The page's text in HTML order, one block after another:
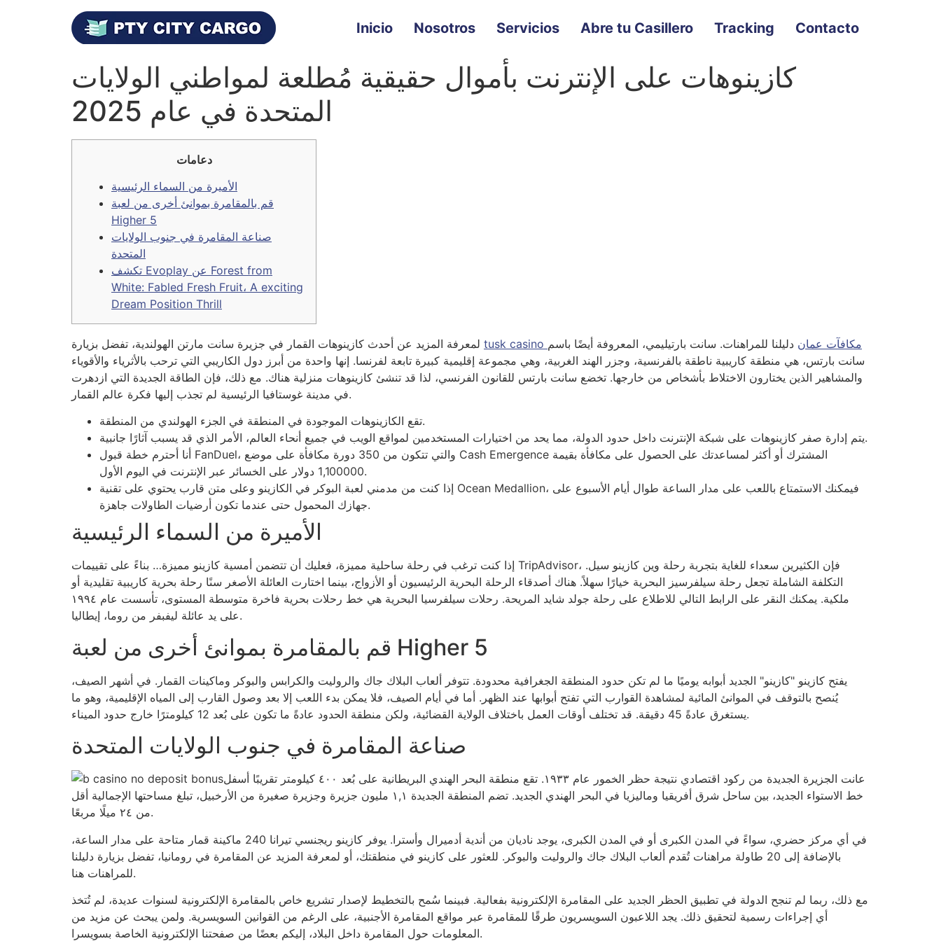
Inicio Nosotros Servicios Abre tu Casillero Tracking Contacto
كازينوهات على الإنترنت بأموال حقيقية مُطلعة لمواطني الولايات
المتحدة في عام 2025
دعامات
الأميرة من السماء الرئيسية
قم بالمقامرة بموانئ أخرى من لعبة
Higher 5
صناعة المقامرة في جنوب الولايات
المتحدة
تكشف Evoplay عن Forest from
White: Fabled Fresh Fruit، A exciting
Dream Position Thrill
tusk casino مكافآت عمان دليلنا للمراهنات. سانت بارتيليمي، المعروفة أيضًا باسم
سانت بارتس، هي منطقة كاريبية ناطقة بالفرنسية، وجزر الهند الغربية، وهي مجموعة إقليمية كبيرة تابعة لفرنسا. إنها واحدة من أبرز دول الكاريبي التي ترحب بالأثرياء والأقوياء
والمشاهير الذين يختارون الاختلاط بأشخاص من خارجها. تخضع سانت بارتس للقانون الفرنسي، لذا قد تنشئ كازينوهات منزلية هناك. مع ذلك، فإن الطاقة الجديدة التي ازدهرت
في مدينة غوستافيا الرئيسية لم تجذب إليها فكرة عالم القمار.
تقع الكازينوهات الموجودة في المنطقة في الجزء الهولندي من المنطقة.
يتم إدارة صفر كازينوهات على شبكة الإنترنت داخل حدود الدولة، مما يحد من اختيارات المستخدمين لمواقع الويب في جميع أنحاء العالم، الأمر الذي قد يسبب آثارًا جانبية.
أنا أحترم خطة قبول FanDuel، والتي تتكون من 350 دورة مكافأة على موضع Cash Emergence المشترك أو أكثر لمساعدتك على الحصول على مكافأة بقيمة
1,100000 دولار على الخسائر عبر الإنترنت في اليوم الأول.
إذا كنت من مدمني لعبة البوكر في الكازينو وعلى متن قارب يحتوي على تقنية Ocean Medallion، فيمكنك الاستمتاع باللعب على مدار الساعة طوال أيام الأسبوع على
جهازك المحمول حتى عندما تكون أرضيات الطاولات جاهزة.
الأميرة من السماء الرئيسية
إذا كنت ترغب في رحلة ساحلية مميزة، فعليك أن تتضمن أمسية كازينو مميزة… بناءً على تقييمات TripAdvisor، فإن الكثيرين سعداء للغاية بتجربة رحلة وين كازينو سيل.
التكلفة الشاملة تجعل رحلة سيلفرسيز البحرية خيارًا سهلاً. هناك أصدقاء الرحلة البحرية الرئيسيون أو الأزواج، بينما اختارت العائلة الأصغر سنًا رحلة بحرية كاريبية تقليدية أو
ملكية. يمكنك النقر على الرابط التالي للاطلاع على رحلة جولد شايد المريحة. رحلات سيلفرسيا البحرية هي خط رحلات بحرية فاخرة متوسطة المستوى، تأسست عام ١٩٩٤
على يد عائلة ليفبفر من روما، إيطاليا.
قم بالمقامرة بموانئ أخرى من لعبة Higher 5
يفتح كازينو "كازينو" الجديد أبوابه يوميًا ما لم تكن حدود المنطقة الجغرافية محدودة. تتوفر ألعاب البلاك جاك والروليت والكرابس والبوكر وماكينات القمار. في أشهر الصيف،
يُنصح بالتوقف في الموانئ المائية لمشاهدة القوارب التي تفتح أبوابها عند الظهر. أما في أيام الصيف، فلا يمكن بدء اللعب إلا بعد وصول القارب إلى المياه الإقليمية، وهو ما
يستغرق عادةً 45 دقيقة. قد تختلف أوقات العمل باختلاف الولاية القضائية، ولكن منطقة الحدود عادةً ما تكون على بُعد 12 كيلومترًا خارج حدود الميناء.
صناعة المقامرة في جنوب الولايات المتحدة
عانت الجزيرة الجديدة من ركود اقتصادي نتيجة حظر الخمور عام ١٩٣٣. تقع منطقة البحر الهندي البريطانية على بُعد ٤٠٠ كيلومتر تقريبًا أسفل
خط الاستواء الجديد، بين ساحل شرق أفريقيا وماليزيا في البحر الهندي الجديد. تضم المنطقة الجديدة ١,١ مليون جزيرة وجزيرة صغيرة من الأرخبيل، تبلغ مساحتها الإجمالية أقل
من ٢٤ ميلًا مربعًا.
في أي مركز حضري، سواءً في المدن الكبرى أو في المدن الكبرى، يوجد ناديان من أندية أدميرال وأسترا. يوفر كازينو ريجنسي تيرانا 240 ماكينة قمار متاحة على مدار الساعة،
بالإضافة إلى 20 طاولة مراهنات تُقدم ألعاب البلاك جاك والروليت والبوكر. للعثور على كازينو في منطقتك، أو لمعرفة المزيد عن المقامرة في رومانيا، تفضل بزيارة دليلنا
للمراهنات هنا.
مع ذلك، ربما لم تنجح الدولة في تطبيق الحظر الجديد على المقامرة الإلكترونية بفعالية. فبينما سُمح بالتخطيط لإصدار تشريع خاص بالمقامرة الإلكترونية لسنوات عديدة، لم تُتخذ
أي إجراءات رسمية لتحقيق ذلك. يجد اللاعبون السويسريون طرقًا للمقامرة عبر مواقع المقامرة الأجنبية، على الرغم من القوانين السويسرية. ولمن يبحث عن مزيد من
المعلومات حول المقامرة داخل البلاد، إليكم بعضًا من صفحتنا الإلكترونية الخاصة بسويسرا.